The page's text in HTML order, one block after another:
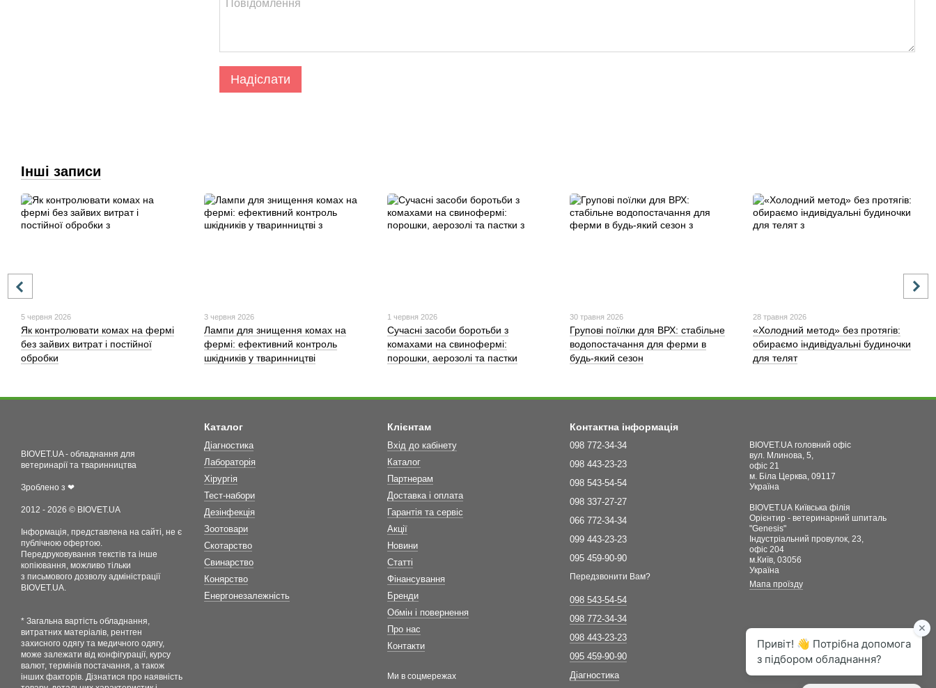
Надіслати
Інші записи
5 червня 2026
Як контролювати комах на фермі
без зайвих витрат і постійної
обробки
3 червня 2026
Лампи для знищення комах на
фермі: ефективний контроль
шкідників у тваринництві
1 червня 2026
Сучасні засоби боротьби з
комахами на свинофермі:
порошки, аерозолі та пастки
30 травня 2026
Групові поїлки для ВРХ: стабільне
водопостачання для ферми в
будь-який сезон
28 травня 2026
«Холодний метод» без протягів:
обираємо індивідуальні будиночки
для телят
BIOVET.UA - обладнання для
ветеринарії та тваринництва
Зроблено з ❤
2012 - 2026 © BIOVET.UA
Інформація, представлена на сайті, не є
публічною офертою.
Передруковування текстів та інше
копіювання, можливо тільки
з письмового дозволу адміністрації
BIOVET.UA.
* Загальна вартість обладнання,
витратних матеріалів, рентген
захисного одягу та медичного одягу,
може залежати від конфігурації, курсу
валют, термінів постачання, а також
інших факторів. Дізнатися про наявність
Каталог
Діагностика
Лабораторія
Хірургія
Тест-набори
Дезінфекція
Зоотовари
Скотарство
Свинарство
Конярство
Енергонезалежність
Клієнтам
Вхід до кабінету
Каталог
Партнерам
Доставка і оплата
Гарантія та сервіс
Акції
Новини
Статті
Фінансування
Бренди
Обмін і повернення
Про нас
Контакти
Ми в соцмережах
Контактна інформація
098 772-34-34
098 443-23-23
098 543-54-54
098 337-27-27
066 772-34-34
099 443-23-23
095 459-90-90
Передзвонити Вам?
098 543-54-54
098 772-34-34
098 443-23-23
095 459-90-90
Діагностика
BIOVET.UA головний офіс
вул. Млинова, 5,
офіс 21
м. Біла Церква, 09117
Україна
BIOVET.UA Київська філія
Орієнтир - ветеринарний шпиталь
"Genesis"
Індустріальний провулок, 23,
офіс 204
м.Київ, 03056
Україна
Мапа проїзду